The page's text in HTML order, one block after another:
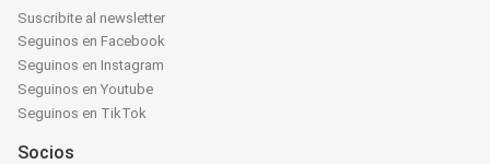
Suscribite al newsletter
Seguinos en Facebook
Seguinos en Instagram
Seguinos en Youtube
Seguinos en TikTok
Socios